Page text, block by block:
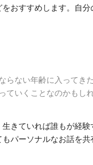
おすすめします。自
ない年齢に入ってき
ていくことなのかもしれ
きていれば誰もが経
パーソナルなお話を